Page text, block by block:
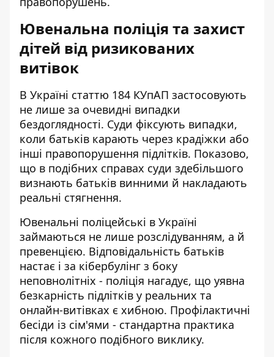
Ювенальна поліція та захист
дітей від ризикованих
витівок
В Україні статтю 184 КУпАП застосовують
не лише за очевидні випадки
бездоглядності. Суди фіксують випадки,
коли батьків карають через крадіжки або
інші правопорушення підлітків. Показово,
що в подібних справах суди здебільшого
визнають батьків винними й накладають
реальні стягнення.
Ювенальні поліцейські в Україні
займаються не лише розслідуванням, а й
превенцією. Відповідальність батьків
настає і за кібербулінг з боку
неповнолітніх - поліція нагадує, що уявна
безкарність підлітків у реальних та
онлайн-витівках є хибною. Профілактичні
бесіди із сім'ями - стандартна практика
після кожного подібного виклику.